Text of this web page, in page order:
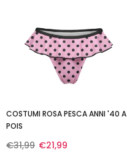
COSTUMI ROSA PESCA ANNI '40 A
POIS
€31,99 €21,99